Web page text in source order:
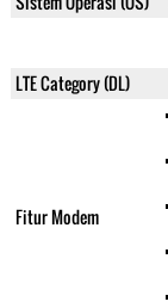
LTE Category (DL)
Fitur Modem